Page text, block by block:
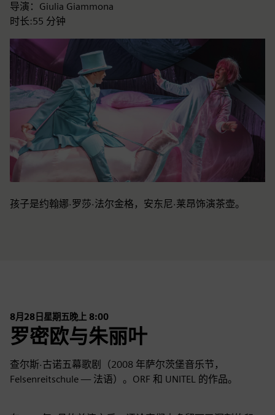
导演：Giulia Giammona
时长:55 分钟
孩子是约翰娜·罗莎·法尔金格，安东尼·莱昂饰演茶壶。
8月28日星期五晚上 8:00
罗密欧与朱丽叶
查尔斯·古诺五幕歌剧（2008 年萨尔茨堡音乐节，
Felsenreitschule — 法语）。ORF 和 UNITEL 的作品。